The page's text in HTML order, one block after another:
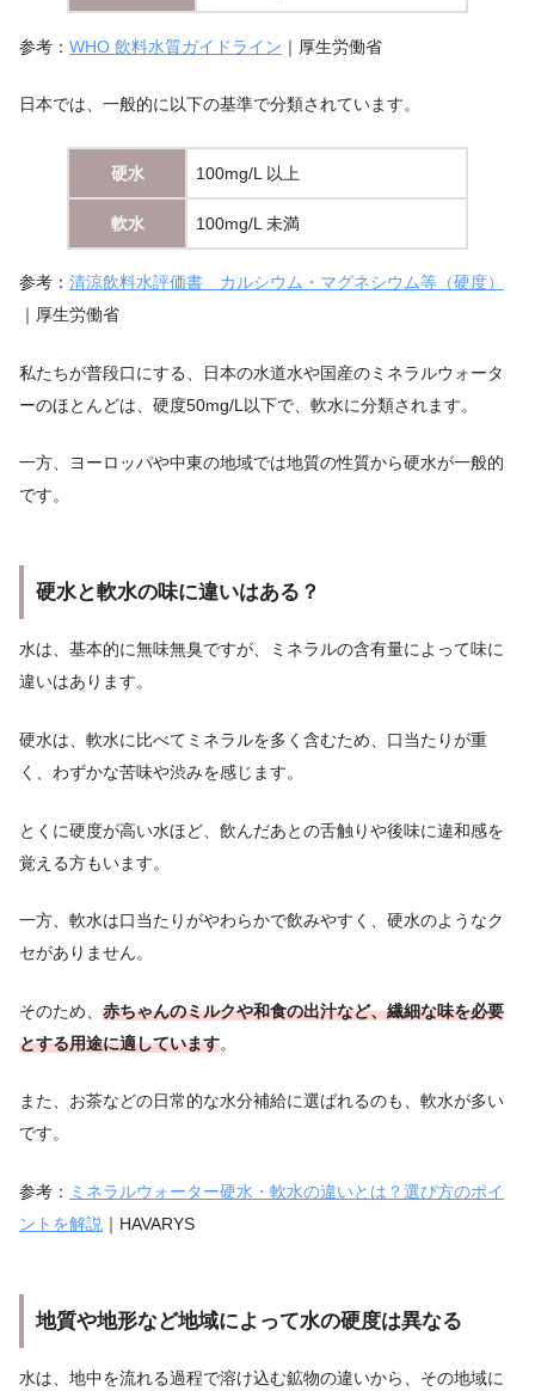
参考： WHO 飲料水質ガイドライン ｜厚生労働省
日本では、一般的に以下の基準で分類されています。
硬水 100mg/L 以上
軟水 100mg/L 未満
参考： 清涼飲料水評価書 カルシウム・マグネシウム等（硬度）
｜厚生労働省
私たちが普段口にする、日本の水道水や国産のミネラルウォータ
ーのほとんどは、硬度50mg/L以下で、軟水に分類されます。
一方、ヨーロッパや中東の地域では地質の性質から硬水が一般的
です。
硬水と軟水の味に違いはある？
水は、基本的に無味無臭ですが、ミネラルの含有量によって味に
違いはあります。
硬水は、軟水に比べてミネラルを多く含むため、口当たりが重
く、わずかな苦味や渋みを感じます。
とくに硬度が高い水ほど、飲んだあとの舌触りや後味に違和感を
覚える方もいます。
一方、軟水は口当たりがやわらかで飲みやすく、硬水のようなク
セがありません。
そのため、 赤ちゃんのミルクや和食の出汁など、繊細な味を必要
とする用途に適しています。
また、お茶などの日常的な水分補給に選ばれるのも、軟水が多い
です。
参考： ミネラルウォーター硬水・軟水の違いとは？選び方のポイ
ントを解説 ｜HAVARYS
地質や地形など地域によって水の硬度は異なる
水は、地中を流れる過程で溶け込む鉱物の違いから、その地域に